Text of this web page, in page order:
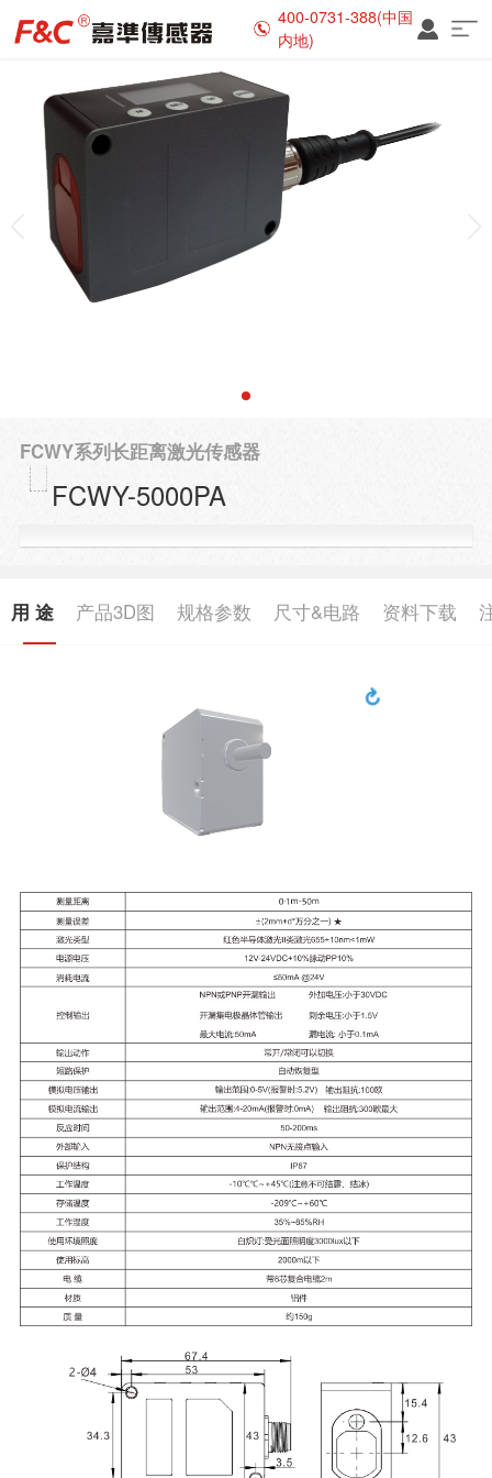
400-0731-388(中国
内地)
FCWY系列长距离激光传感器
FCWY-5000PA
用 途 产品3D图 规格参数 尺寸&电路 资料下载